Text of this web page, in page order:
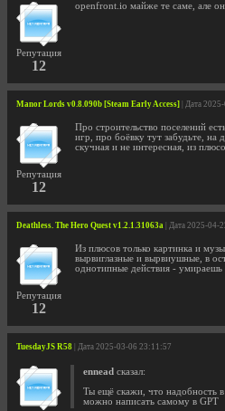
Репутация
12
openfront.io майже те саме, але
Manor Lords v0.8.090b [Steam Early Access] | Дата
Репутация
12
Про строительство поселений
игр, про боёвку тут забудьте, на
скучная и не интересная, из
Deathless. The Hero Quest v1.2.1.31063a | Дата 2025-04-
Репутация
12
Из плюсов только картинка и
вырвиглазные и вырвиушные, в
однотипные действия - умираешь
TuesdayJS R58 | Дата 2025-03-06 23:11:57
ennead сказал:
Ты ещё скажи, что надобность
можно написать самому в GPT